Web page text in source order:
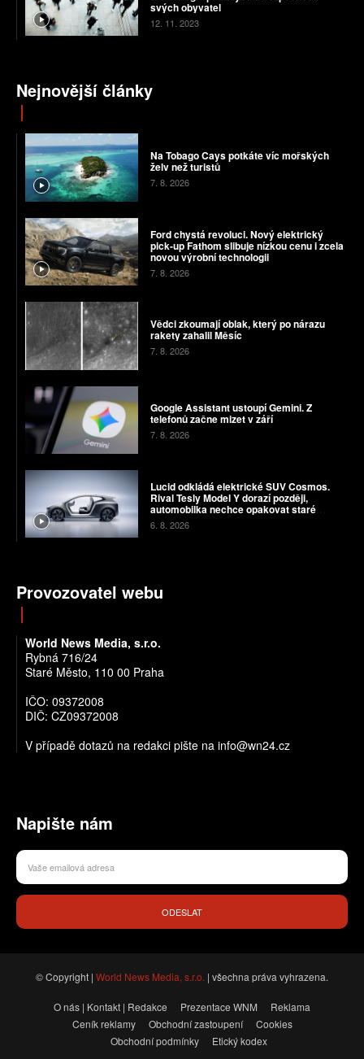
svých obyvatel
12. 11. 2023
Nejnovější články
Na Tobago Cays potkáte víc mořských
želv než turistů
7. 8. 2026
Ford chystá revoluci. Nový elektrický
pick-up Fathom slibuje nízkou cenu i zcela
novou výrobní technologii
7. 8. 2026
Vědci zkoumají oblak, který po nárazu
rakety zahalil Měsíc
7. 8. 2026
Google Assistant ustoupí Gemini. Z
telefonů začne mizet v září
7. 8. 2026
Lucid odkládá elektrické SUV Cosmos.
Rival Tesly Model Y dorazí později,
automobilka nechce opakovat staré
chyby
6. 8. 2026
Provozovatel webu
World News Media, s.r.o.
Rybná 716/24
Staré Město, 110 00 Praha
IČO: 09372008
DIČ: CZ09372008
V případě dotazů na redakci pište na info@wn24.cz
Napište nám
ODESLAT
© Copyright | World News Media, s.r.o. | všechna práva vyhrazena.
O nás | Kontakt | Redakce Prezentace WNM
Reklama
Ceník reklamy
Obchodní zastoupení
Cookies
Obchodní podmínky
Etický kodex